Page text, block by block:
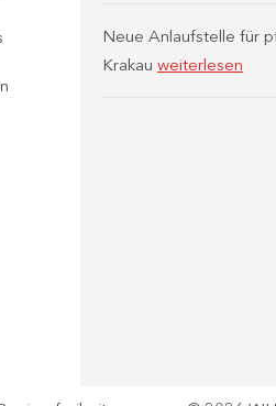
Neue Anlaufstelle für
Krakau weiterlesen